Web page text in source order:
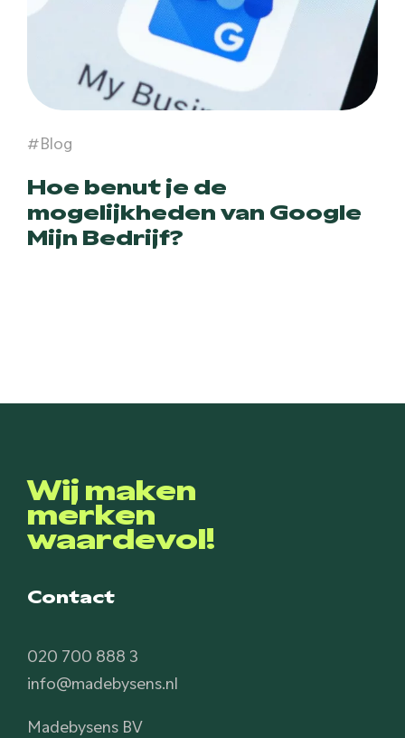
#Blog
Hoe benut je de
mogelijkheden van Google
Mijn Bedrijf?
Wij maken
merken
waardevol!
Contact
020 700 888 3
info@madebysens.nl
Madebysens BV